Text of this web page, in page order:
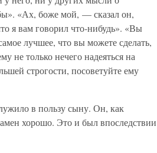
«Ах, боже мой, — сказал он,
я вам говорил что-нибудь». «Вы
лучшее, что вы можете сделать,
не только нечего надеяться на
строгости, посоветуйте ему
в пользу сыну. Он, как
хорошо. Это и был впоследствии